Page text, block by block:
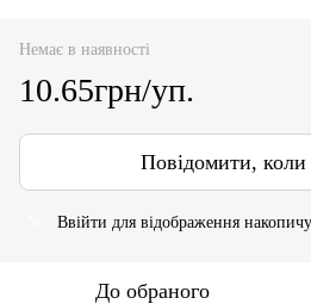
Немає в наявності
10.65грн/уп.
Повідомити, коли
Ввійти для відображення
До обраного